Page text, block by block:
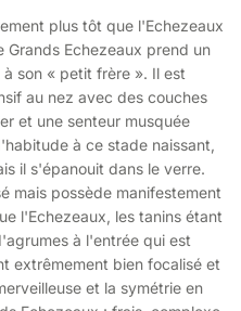
plus tôt que l'Echezeaux
Echezeaux prend un
son « petit frère ». Il est
au nez avec des couches
et une senteur musquée
à ce stade naissant,
il s'épanouit dans le verre.
mais possède manifestement
l'Echezeaux, les tanins étant
à l'entrée qui est
extrêmement bien focalisé et
et la symétrie en